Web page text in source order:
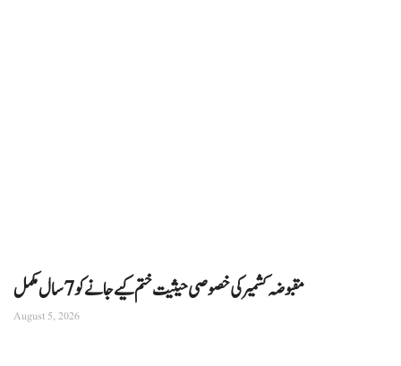
مقبوضہ کشمیر کی خصوصی حیثیت ختم کیے جانے کو 7 سال مکمل
August 5, 2026